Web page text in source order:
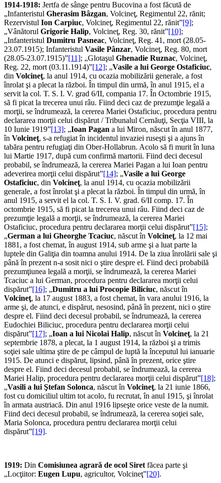
1914-1918: Jertfa de sânge pentru Bucovina a fost făcută de
„Infanteristul Gherasim Bâzgan, Volcineţ, Regimentul 22, rănit;
Rezervistul Ion Carpiuc, Volcineţ, Regimentul 22, rănit”[9];
„Vânătorul Grigorie Halip, Volcineţ, Reg. 30, rănit”[10];
„Infanteristul Dumitru Pasneac, Volcineţ, Reg. 41, mort (28.05-
23.07.1915); Infanteristul Vasile Pânzar, Volcineţ, Reg. 80, mort
(28.05-23.07.1915)”[11]; „Glotaşul Ghenadie Ruznac, Volcineţ,
Reg. 22, mort (03.11.1914)”[12]; „Vasile a lui George Ostaficiuc,
din Volcineţ, la anul 1914, cu ocazia mobilizării generale, a fost
înrolat şi a plecat la război. În timpul din urmă, în anul 1915, el a
servit la col. T. S. I. V. grad 6/II, compania 17. În Octombrie 1915,
să fi picat la trecerea unui râu. Fiind deci caz de prezumţie legală a
morţii, se îndrumează, la cererea Mariei Ostaficiuc, procedura pentru
declararea morţii celui dispărut / Tribunalul Cernăuţi, Secţia VIII, la
10 Iunie 1919”[13]; „Ioan Pagan a lui Miron, născut în anul 1877,
în Volcineţ, s-a refugiat în incidentul invaziei ruseşti şi a ajuns în
tabăra pentru refugiaţi din Ober-Hollabrun. Acolo să fi murit în luna
lui Martie 1917, după cum confirmă martorii. Fiind deci decesul
probabil, se îndrumează, la cererea Mariei Pagan a lui Ioan pentru
adeverirea morţii celui dispărut”[14]; „Vasile a lui George
Ostaficiuc, din Volcineţ, la anul 1914, cu ocazia mobilizării
generale, a fost înrolat şi a plecat la război. În timpul din urmă, în
anul 1915, a servit el la col. T. S. I. V. grad. 6/II comp. 17. În
octombrie 1915, să fi picat la trecerea unui râu. Fiind deci caz de
prezumţie legală a morţii, se îndrumează, la cererea Mariei
Ostaficiuc, procedura pentru declararea morţii celui dispărut”[15];
„German a lui Gheorghe Tcaciuc, născut în Volcineţ, la 12 mai
1881, a fost chemat, în august 1914, sub arme şi a luat parte la
luptele din Galiţia din toamna anului 1914. De la ziua înrolării sale şi
până în prezent n-a sosit nici o ştire despre el. Fiind deci probabilă
prezumţiunea legală a morţii, se îndrumează, la cererea Mariei
Tcaciuc a lui German, procedura pentru declararea morţii celui
dispărut”[16]; „Dumitru a lui Procopie Biliciuc, născut în
Volcineţ, la 17 august 1883, a fost chemat, în vara anului 1916, la
arme şi, de atunci, e dispărut, nesosind, până în prezent, nici o ştire
despre el. Fiind deci decesul probabil, se îndrumează, la cererea
Eudochiei Biliciuc, procedura pentru declararea morţii celui
dispărut”[17]; „Ioan a lui Nicolai Halip, născut în Volcineţ, la 21
septembrie 1878, a plecat, la 1 august 1914, la război şi a trimis
soţiei sale ultima ştire de pe câmpul de luptă la începutul lui ianuarie
1915. De atunci e dispărut, lipsind, până în prezent, orice ştire
despre el. Fiind deci decesul probabil, se îndrumează, la cererea
Mariei Halip, procedura pentru declararea morţii celui dispărut”[18];
„Vasili a lui Ştefan Solonca, născut în Volcineţ, la 21 iunie 1866,
fost cu domiciliul ultim tot acolo, fu recrutat, în anul 1915, şi înrolat
în armata austriacă. Din anul 1916 lipseşte orice veste de la numit.
Fiind deci decesul probabil, se îndrumează, la cererea soţiei sale,
Maria Solonca, procedura pentru declararea morţii celui
dispărut”[19].
1919: Din Comisiunea agrară de ocol Siret făcea parte şi
„Locţiitor: Eugen Lupu, agricultor, Volcineţ”[20].